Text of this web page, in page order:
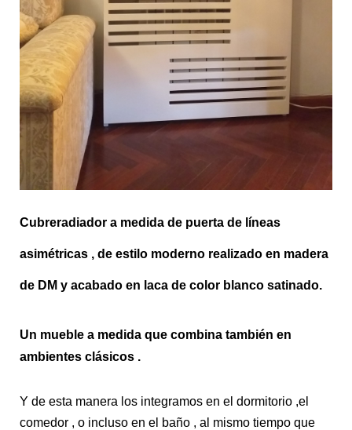
Cubreradiador a medida de puerta de líneas
asimétricas , de estilo moderno realizado en madera
de DM y acabado en laca de color blanco satinado.
Un mueble a medida que combina también en
ambientes clásicos .
Y de esta manera los integramos en el dormitorio ,el
comedor , o incluso en el baño , al mismo tiempo que